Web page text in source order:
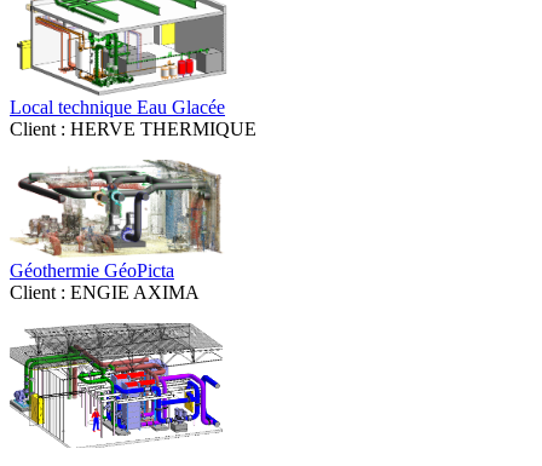
Local technique Eau Glacée
Client : HERVE THERMIQUE
Géothermie GéoPicta
Client : ENGIE AXIMA